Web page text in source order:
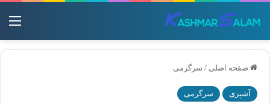
صفحه اصلی / سرگرمی
آشپزی سرگرمی